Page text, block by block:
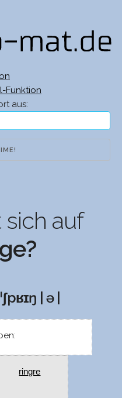
Funktion
aus:
auf
ˈʃpʁɪŋ | ə |
ringre